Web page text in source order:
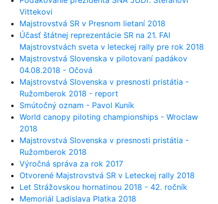
Vittekovi
Majstrovstvá SR v Presnom lietaní 2018
Účasť štátnej reprezentácie SR na 21. FAI
Majstrovstvách sveta v leteckej rally pre rok 2018
Majstrovstvá Slovenska v pilotovaní padákov
04.08.2018 - Očová
Majstrovstvá Slovenska v presnosti pristátia -
Ružomberok 2018 - report
Smútočný oznam - Pavol Kuník
World canopy piloting championships - Wroclaw
2018
Majstrovstvá Slovenska v presnosti pristátia -
Ružomberok 2018
Výročná správa za rok 2017
Otvorené Majstrovstvá SR v Leteckej rally 2018
Let Strážovskou hornatinou 2018 - 42. ročník
Memoriál Ladislava Platka 2018